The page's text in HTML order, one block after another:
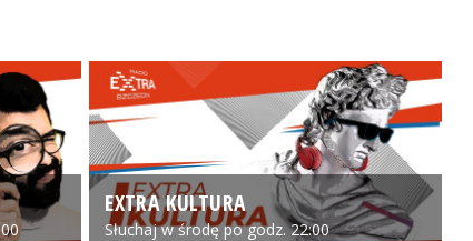
EXTRA KULTURA
Słuchaj w środę po godz. 22:00